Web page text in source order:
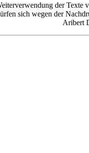
der
sich wegen der
Aribert